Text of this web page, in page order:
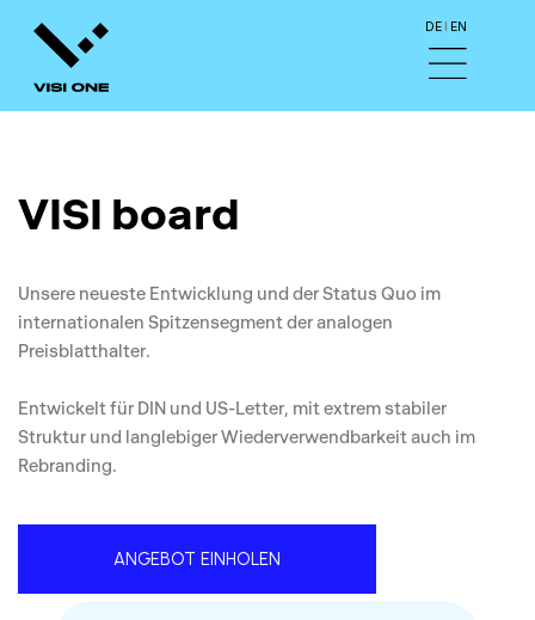
DE I EN
VISI board
Unsere neueste Entwicklung und der Status Quo im
internationalen Spitzensegment der analogen
Preisblatthalter.
Entwickelt für DIN und US-Letter, mit extrem stabiler
Struktur und langlebiger Wiederverwendbarkeit auch im
Rebranding.
ANGEBOT EINHOLEN